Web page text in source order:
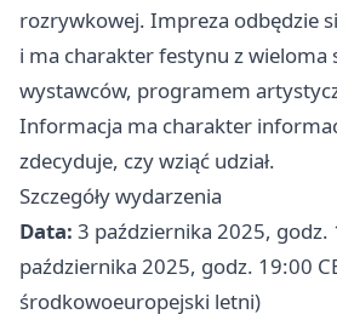
rozrywkowej. Impreza odbędzie
i ma charakter festynu z wieloma
wystawców, programem
Informacja ma charakter
zdecyduje, czy wziąć udział.
Szczegóły wydarzenia
Data: 3 października 2025, godz.
października 2025, godz. 19:00
środkowoeuropejski letni)